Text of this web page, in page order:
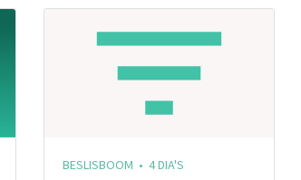
BESLISBOOM • 4 DIA'S